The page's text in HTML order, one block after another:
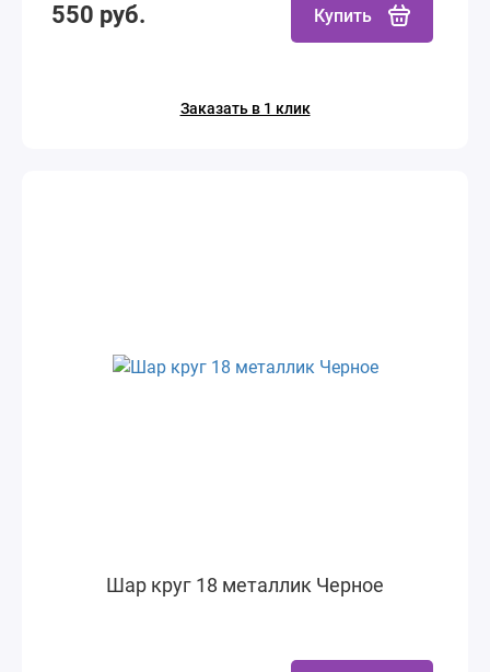
550 руб. Купить
Заказать в 1 клик
Шар круг 18 металлик Черное